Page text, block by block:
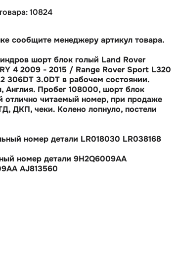
10824
сообщите менеджеру артикул товара.
шорт блок голый Land Rover
4 2009 - 2015 / Range Rover Sport L320
306DT 3.0DT в рабочем состоянии.
Англия. Пробег 108000, шорт блок
отлично читаемый номер, при продаже
ДКП, чеки. Колено лопнуло, постели
номер детали LR018030 LR038168
номер детали 9H2Q6009AA
AJ813560